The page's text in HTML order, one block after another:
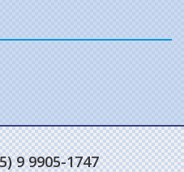
9 9905-1747